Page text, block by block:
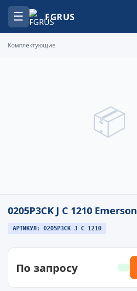
☰ FGRUS
Комплектующие
📦
0205P3CK J C 1210 Emerson
АРТИКУЛ: 0205P3CK J C 1210
По запросу